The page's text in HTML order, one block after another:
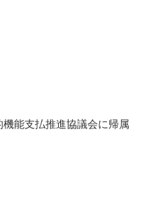
能支払推進協議会に帰属